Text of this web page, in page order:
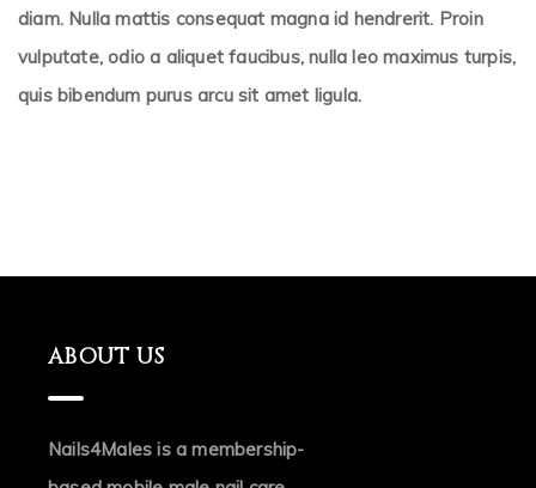
diam. Nulla mattis consequat magna id hendrerit. Proin
vulputate, odio a aliquet faucibus, nulla leo maximus turpis,
quis bibendum purus arcu sit amet ligula.
ABOUT US
Nails4Males is a membership-